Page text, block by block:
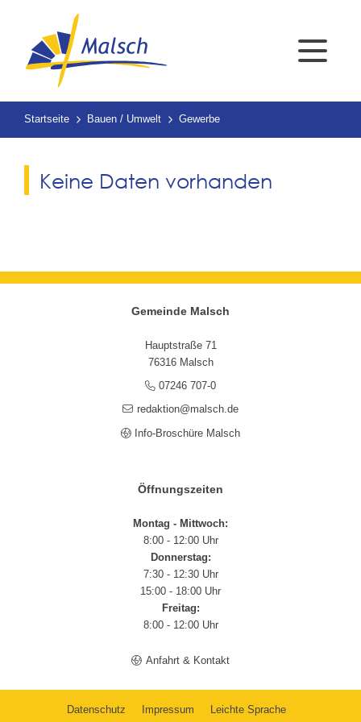
Startseite Bauen / Umwelt Gewerbe
Keine Daten vorhanden
Gemeinde Malsch
Hauptstraße 71
76316 Malsch
07246 707-0
redaktion@malsch.de
Info-Broschüre Malsch
Öffnungszeiten
Montag - Mittwoch:
8:00 - 12:00 Uhr
Donnerstag:
7:30 - 12:30 Uhr
15:00 - 18:00 Uhr
Freitag:
8:00 - 12:00 Uhr
Anfahrt & Kontakt
Datenschutz Impressum Leichte Sprache